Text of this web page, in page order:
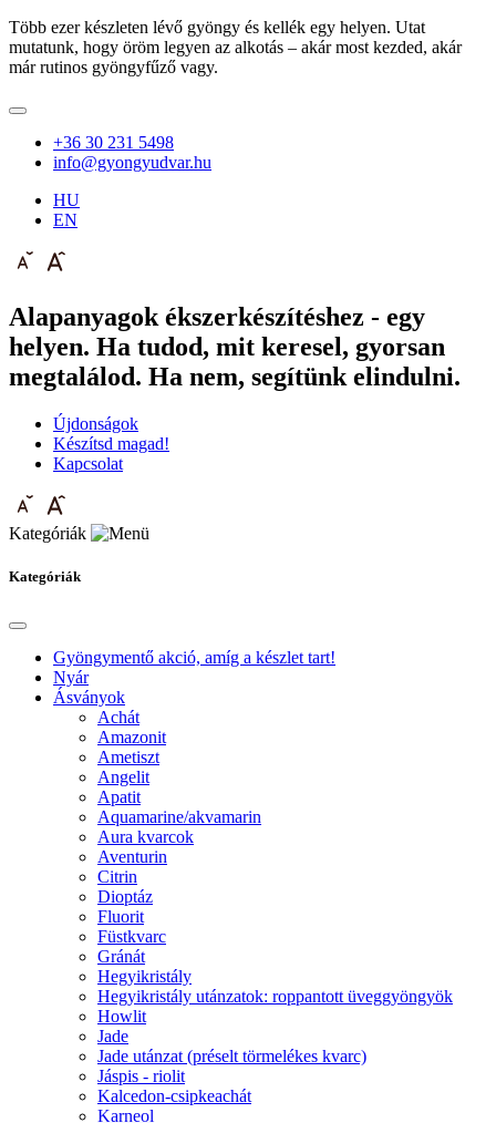
Több ezer készleten lévő gyöngy és kellék egy helyen. Utat
mutatunk, hogy öröm legyen az alkotás – akár most kezded, akár
már rutinos gyöngyfűző vagy.
+36 30 231 5498
info@gyongyudvar.hu
HU
EN
Alapanyagok ékszerkészítéshez - egy
helyen. Ha tudod, mit keresel, gyorsan
megtalálod. Ha nem, segítünk elindulni.
Újdonságok
Készítsd magad!
Kapcsolat
Kategóriák
Kategóriák
Gyöngymentő akció, amíg a készlet tart!
Nyár
Ásványok
Achát
Amazonit
Ametiszt
Angelit
Apatit
Aquamarine/akvamarin
Aura kvarcok
Aventurin
Citrin
Dioptáz
Fluorit
Füstkvarc
Gránát
Hegyikristály
Hegyikristály utánzatok: roppantott üveggyöngyök
Howlit
Jade
Jade utánzat (préselt törmelékes kvarc)
Jáspis - riolit
Kalcedon-csipkeachát
Karneol